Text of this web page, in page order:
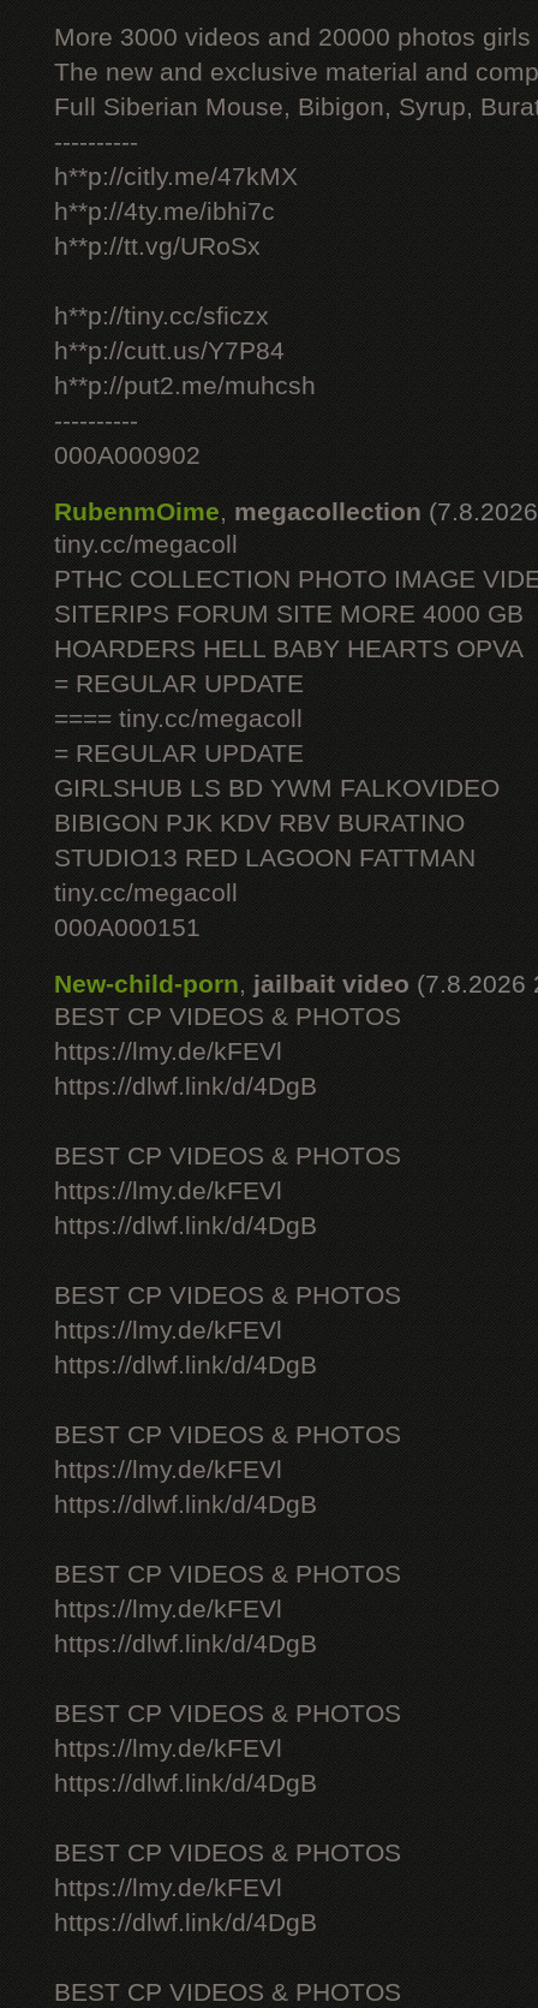
More 3000 videos and 20000 photos
The new and exclusive material and
Full Siberian Mouse, Bibigon, Syrup,
----------
h**p://citly.me/47kMX
h**p://4ty.me/ibhi7c
h**p://tt.vg/URoSx
h**p://tiny.cc/sficzx
h**p://cutt.us/Y7P84
h**p://put2.me/muhcsh
----------
000A000902
RubenmOime, megacollection
tiny.cc/megacoll
PTHC COLLECTION PHOTO IMAGE
SITERIPS FORUM SITE MORE 4000 GB
HOARDERS HELL BABY HEARTS OPVA
= REGULAR UPDATE
==== tiny.cc/megacoll
= REGULAR UPDATE
GIRLSHUB LS BD YWM FALKOVIDEO
BIBIGON PJK KDV RBV BURATINO
STUDIO13 RED LAGOON FATTMAN
tiny.cc/megacoll
000A000151
New-child-porn, jailbait video (7.8.2026
BEST CP VIDEOS & PHOTOS
https://lmy.de/kFEVl
https://dlwf.link/d/4DgB
BEST CP VIDEOS & PHOTOS
https://lmy.de/kFEVl
https://dlwf.link/d/4DgB
BEST CP VIDEOS & PHOTOS
https://lmy.de/kFEVl
https://dlwf.link/d/4DgB
BEST CP VIDEOS & PHOTOS
https://lmy.de/kFEVl
https://dlwf.link/d/4DgB
BEST CP VIDEOS & PHOTOS
https://lmy.de/kFEVl
https://dlwf.link/d/4DgB
BEST CP VIDEOS & PHOTOS
https://lmy.de/kFEVl
https://dlwf.link/d/4DgB
BEST CP VIDEOS & PHOTOS
https://lmy.de/kFEVl
https://dlwf.link/d/4DgB
BEST CP VIDEOS & PHOTOS